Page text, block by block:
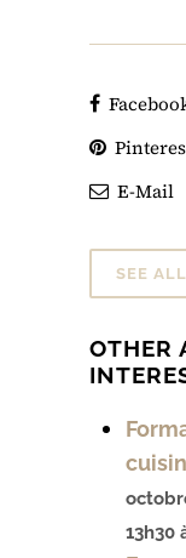
E-Mail
SEE
OTHER
13h30